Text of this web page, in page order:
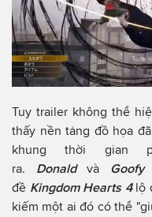
Tuy trailer không thể
thấy nền tảng đồ họa
khung thời gian
ra. Donaldvà Goofy
đề Kingdom Hearts 4 lộ
kiếm một ai đó có thể